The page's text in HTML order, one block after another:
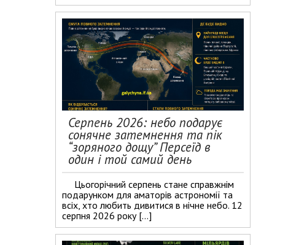
Серпень 2026: небо подарує
сонячне затемнення та пік
“зоряного дощу” Персеїд в
один і той самий день
Цьогорічний серпень стане справжнім
подарунком для аматорів астрономії та
всіх, хто любить дивитися в нічне небо. 12
серпня 2026 року […]